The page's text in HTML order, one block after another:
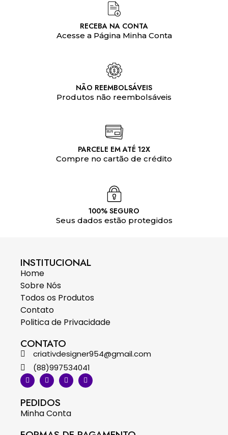
RECEBA NA CONTA
Acesse a Página Minha Conta
NÃO REEMBOLSÁVEIS
Produtos não reembolsáveis
PARCELE EM ATÉ 12X
Compre no cartão de crédito
100% SEGURO
Seus dados estão protegidos
INSTITUCIONAL
Home
Sobre Nós
Todos os Produtos
Contato
Politica de Privacidade
CONTATO
criativdesigner954@gmail.com
(88)997534041
PEDIDOS
Minha Conta